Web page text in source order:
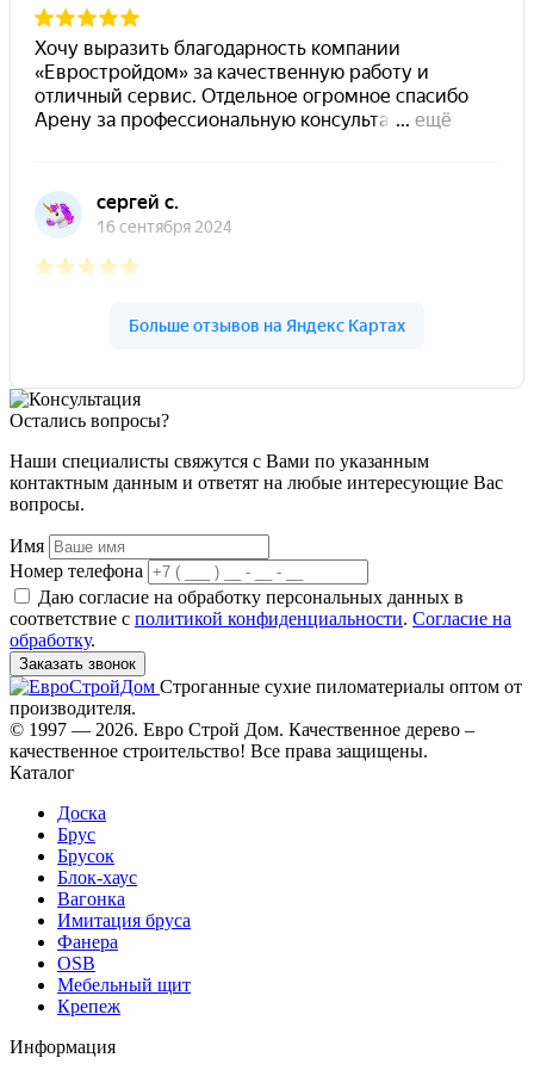
Остались вопросы?
Наши специалисты свяжутся с Вами по указанным
контактным данным и ответят на любые интересующие Вас
вопросы.
Имя
Номер телефона
Даю согласие на обработку персональных данных в
соответствие с политикой конфиденциальности. Согласие на
обработку.
Заказать звонок
Строганные сухие пиломатериалы оптом от
производителя.
© 1997 — 2026. Евро Строй Дом. Качественное дерево –
качественное строительство! Все права защищены.
Каталог
Доска
Брус
Брусок
Блок-хаус
Вагонка
Имитация бруса
Фанера
OSB
Мебельный щит
Крепеж
Информация